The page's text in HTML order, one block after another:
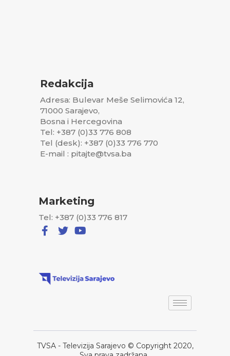
Redakcija
Adresa: Bulevar Meše Selimovića 12,
71000 Sarajevo,
Bosna i Hercegovina
Tel: +387 (0)33 776 808
Tel (desk): +387 (0)33 776 770
E-mail : pitajte@tvsa.ba
Marketing
Tel: +387 (0)33 776 817
TVSA - Televizija Sarajevo © Copyright 2020,